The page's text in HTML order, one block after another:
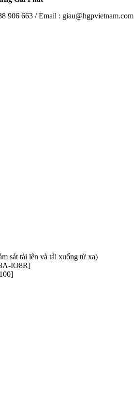
906 663 / Email : giau@hgpvietnam.com
sát tải lên và tải xuống từ xa)
IO8R]